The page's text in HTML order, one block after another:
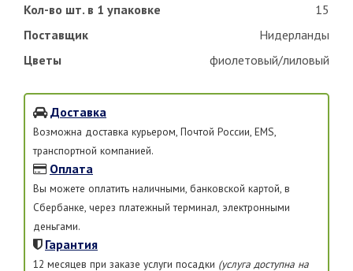
Кол-во шт. в 1 упаковке
15
Поставщик
Нидерланды
Цветы
фиолетовый/лиловый
Доставка
Возможна доставка курьером, Почтой России, EMS,
транспортной компанией.
Оплата
Вы можете оплатить наличными, банковской картой, в
Сбербанке, через платежный терминал, электронными
деньгами.
Гарантия
12 месяцев при заказе услуги посадки (услуга доступна на